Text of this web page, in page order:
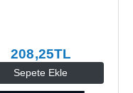
Sepete Ekle
208,25TL